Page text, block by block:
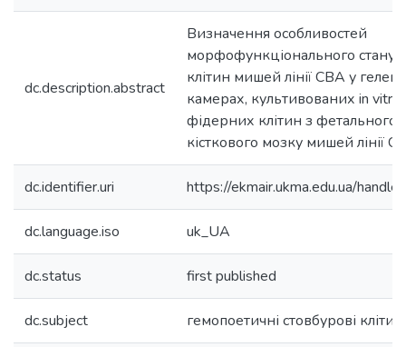
dc.description.abstract
Визначення особливостей
морфофункціонального стану
клітин мишей лінії CBA у
камерах, культивованих in
фідерних клітин з фетального
кісткового мозку мишей лінії
dc.identifier.uri https://ekmair.ukma.edu.ua/
dc.language.iso uk_UA
dc.status first published
dc.subject гемопоетичні стовбурові